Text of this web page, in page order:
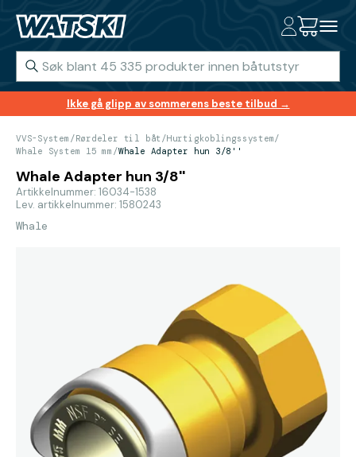
Ikke gå glipp av sommerens beste tilbud →
VVS-System /Rørdeler til båt /Hurtigkoblingssystem/
Whale System 15 mm /Whale Adapter hun 3/8''
Whale Adapter hun 3/8''
Artikkelnummer: 16034-1538
Lev. artikkelnummer: 1580243
Whale